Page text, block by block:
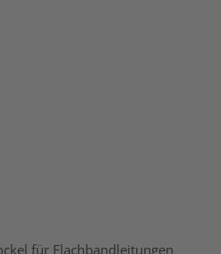
für Flachbandleitungen